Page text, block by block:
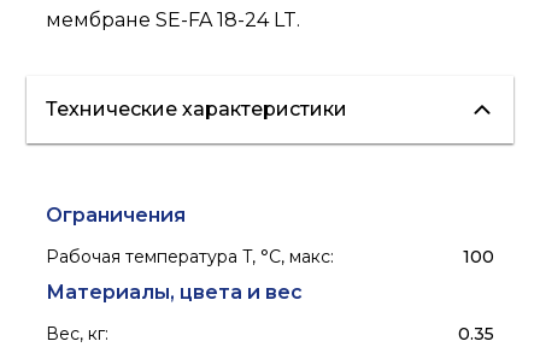
мембране SE-FA 18-24 LT.
Технические характеристики
Ограничения
Рабочая температура T, °C, макс: 100
Материалы, цвета и вес
Вес, кг:
0.35